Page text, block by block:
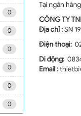
0
0
0
0
0
0
Tại ngân hàng
CÔNG TY
Địa chỉ :SN
Điện thoại:
Di động:
Email :